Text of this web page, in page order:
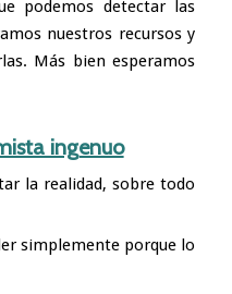
podemos detectar las
nuestros recursos y
Más bien esperamos
ingenuo
la realidad, sobre todo
simplemente porque lo